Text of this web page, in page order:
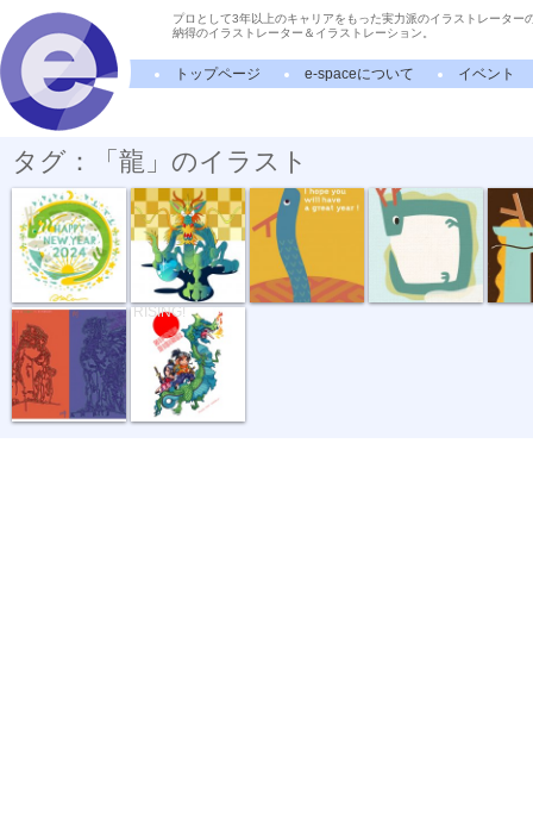
プロとして3年以上のキャリアをもった実力派のイラストレーター
納得のイラストレーター＆イラストレーション。
トップページ e-spaceについて イベント
タグ：「龍」のイラスト
New Year Car... 辰のキャラク... 年賀状「辰」3
「阿吽」（ネ...
NIPPON
RISING!